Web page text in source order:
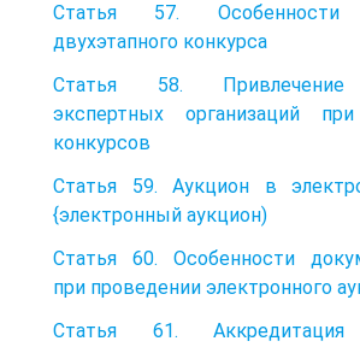
Статья 57. Особенности
двухэтапного конкурса
Статья 58. Привлечение
экспертных организаций
конкурсов
Статья 59. Аукцион в
{электронный аукцион)
Статья 60. Особенности
при проведении электронного
Статья 61. Аккредитация